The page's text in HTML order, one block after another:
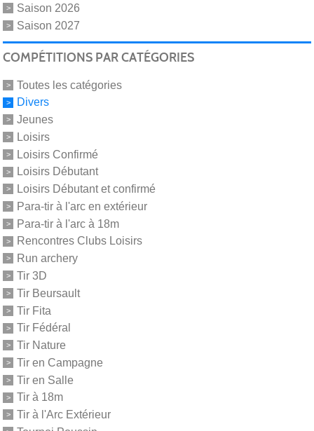
Saison 2026
Saison 2027
COMPÉTITIONS PAR CATÉGORIES
Toutes les catégories
Divers
Jeunes
Loisirs
Loisirs Confirmé
Loisirs Débutant
Loisirs Débutant et confirmé
Para-tir à l'arc en extérieur
Para-tir à l'arc à 18m
Rencontres Clubs Loisirs
Run archery
Tir 3D
Tir Beursault
Tir Fita
Tir Fédéral
Tir Nature
Tir en Campagne
Tir en Salle
Tir à 18m
Tir à l'Arc Extérieur